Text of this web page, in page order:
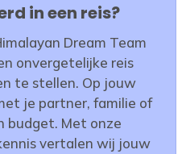
in een reis?
Dream Team
onvergetelijke reis
te stellen. Op jouw
je partner, familie of
budget. Met onze
vertalen wij jouw